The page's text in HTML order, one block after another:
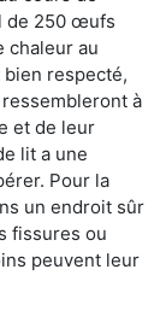
de 250 œufs
chaleur au
respecté,
à
et de leur
lit a une
Pour la
un endroit sûr
fissures ou
peuvent leur